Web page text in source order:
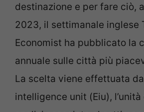
destinazione e per fare ciò,
2023, il settimanale inglese
Economist ha pubblicato la
annuale sulle città più
La scelta viene effettuata
intelligence unit (Eiu),